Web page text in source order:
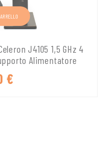
J4105 1,5 GHz 4
Alimentatore
€